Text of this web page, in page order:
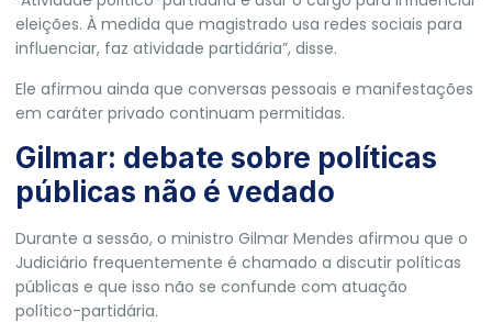
eleições. À medida que magistrado usa redes sociais para
influenciar, faz atividade partidária”, disse.
Ele afirmou ainda que conversas pessoais e manifestações
em caráter privado continuam permitidas.
Gilmar: debate sobre políticas
públicas não é vedado
Durante a sessão, o ministro Gilmar Mendes afirmou que o
Judiciário frequentemente é chamado a discutir políticas
públicas e que isso não se confunde com atuação
político-partidária.